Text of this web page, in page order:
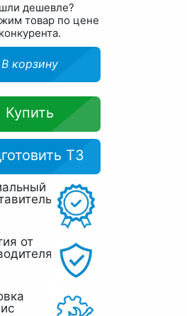
дешевле?
товар по цене
конкурента.
В корзину
Купить
ТЗ
от